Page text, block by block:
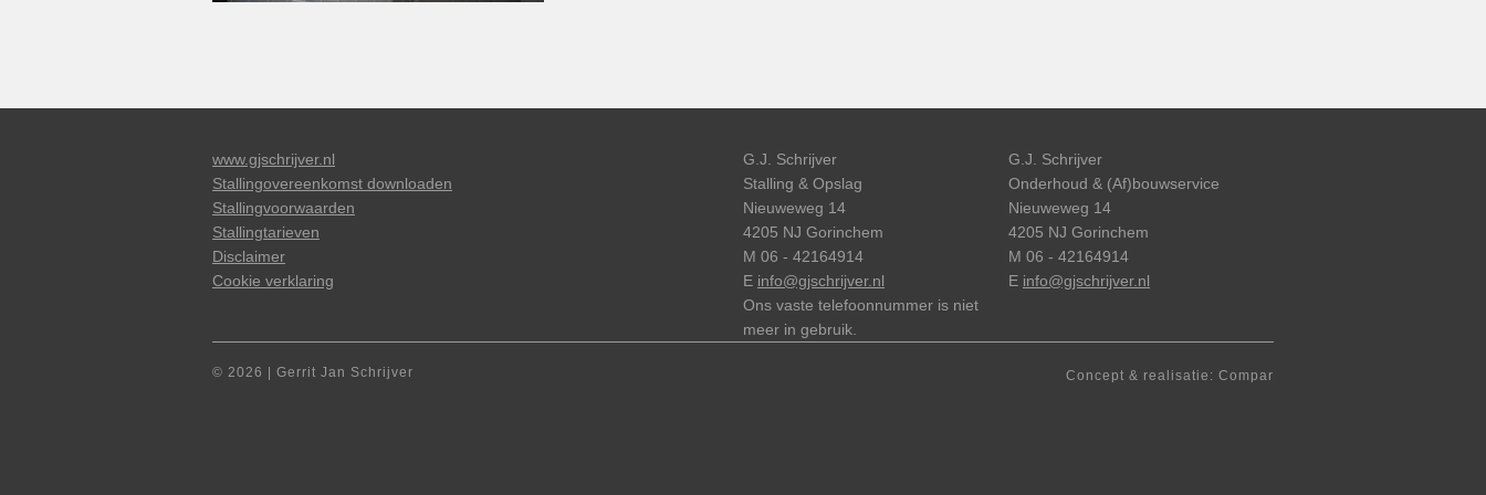
www.gjschrijver.nl
Stallingovereenkomst downloaden
Stallingvoorwaarden
Stallingtarieven
Disclaimer
Cookie verklaring
G.J. Schrijver
Stalling & Opslag
Nieuweweg 14
4205 NJ Gorinchem
M 06 - 42164914
E info@gjschrijver.nl
Ons vaste telefoonnummer is niet
meer in gebruik.
G.J. Schrijver
Onderhoud & (Af)bouwservice
Nieuweweg 14
4205 NJ Gorinchem
M 06 - 42164914
E info@gjschrijver.nl
© 2026 | Gerrit Jan Schrijver Concept & realisatie: Compar